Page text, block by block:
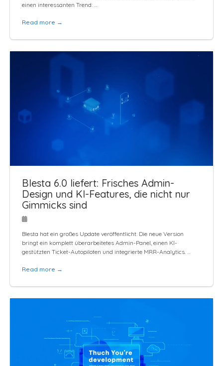
einen interessanten Trend: …
Read more →
Blesta 6.0 liefert: Frisches Admin-
Design und KI-Features, die nicht nur
Gimmicks sind
Blesta hat ein großes Update veröffentlicht. Die neue Version
bringt ein komplett überarbeitetes Admin-Panel, einen KI-
gestützten Ticket-Autopiloten und integrierte MRR-Analytics. …
Read more →